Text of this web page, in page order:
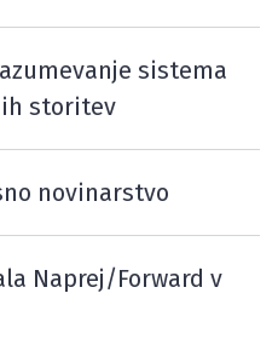
sistema
storitev
novinarstvo
Naprej/Forward v